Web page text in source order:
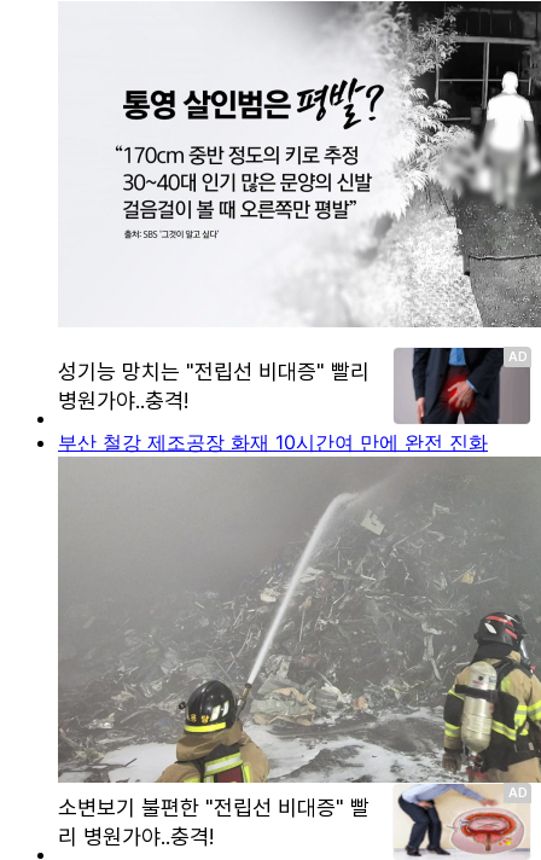
부산 철강 제조공장 화재 10시간여 만에 완전 진화